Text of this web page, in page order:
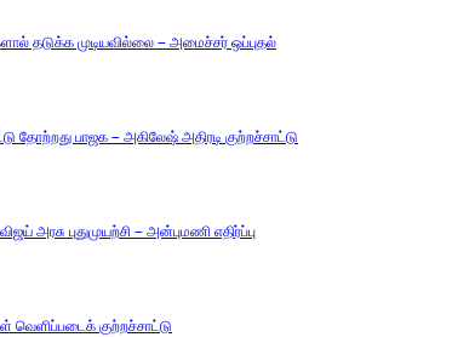
தடுக்க முடியவில்லை – அமைச்சர் ஒப்புதல்
தோற்றது பாஜக – அகிலேஷ் அதிரடி குற்றச்சாட்டு
அரசு புதுமுயற்சி – அன்புமணி எதிர்ப்பு
வெளிப்படைக் குற்றச்சாட்டு